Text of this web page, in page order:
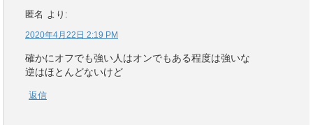
匿名 より:
2020年4月22日 2:19 PM
確かにオフでも強い人はオンでもある程度は強いな
逆はほとんどないけど
返信